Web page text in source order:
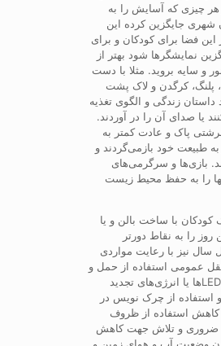
هر چیزی که آسایش را به
جایگزین کرده این
فضا برای کودکان و برای
نمایشگر‌ها شود بهتر از
و سایه بروید. مثلا با دست
پلنگ، کرگدن و لاک پشت
زندگی و الگوی تغذیه
یا صدای آن را در آوردند.
پاک و عادت کمتر به
طبیعت خود بازمی‌گردند و
بازی‌ها و سرگرمی‌های
را به حفظ محیط زیست
کودکان با ساخت بالن و یا
را به نقاط دورتر
سال نیز با رعایت مواردی
عمومی استفاده از حمل و
نقل عمومی، استفاده از LED‌ها یا انرژی‌های تجدید
از چرک نویس در
استفاده از ظروف
ضروری و تلاش جهت کاهش